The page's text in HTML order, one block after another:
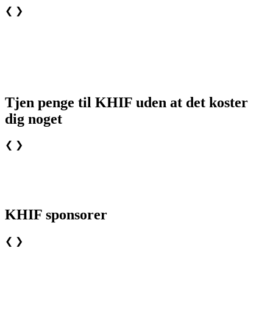
❮ ❯
Tjen penge til KHIF uden at det koster
dig noget
❮ ❯
KHIF sponsorer
❮ ❯